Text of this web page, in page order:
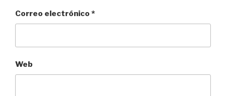
Correo electrónico *
Web